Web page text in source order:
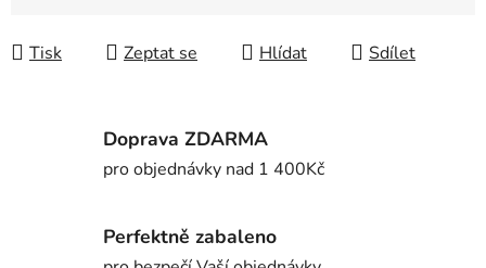
Tisk Zeptat se Hlídat Sdílet
Doprava ZDARMA
pro objednávky nad 1 400Kč
Perfektně zabaleno